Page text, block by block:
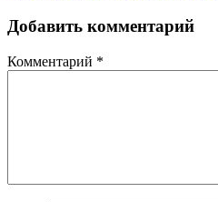
Добавить комментарий
Комментарий *